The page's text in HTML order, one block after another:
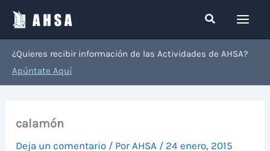
contenido
Buscar
¿Quieres recibir información de las Actividades de AHSA?
Apúntate Aquí
calamón
Deja un comentario / Por AHSA / 24 enero, 2015